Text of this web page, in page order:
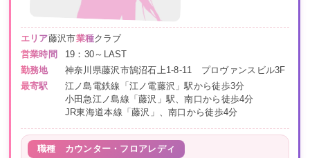
エリア藤沢市業種クラブ
営業時間
19：30～LAST
勤務地
神奈川県藤沢市鵠沼石上1-8-11 プロヴァンスビル3F
最寄駅
江ノ島電鉄線「江ノ電藤沢」駅から徒歩3分
小田急江ノ島線「藤沢」駅、南口から徒歩4分
JR東海道本線「藤沢」、南口から徒歩4分
職種 カウンター・フロアレディ